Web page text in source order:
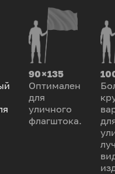
90 × 135
Оптимален
для
уличного
флагштока.